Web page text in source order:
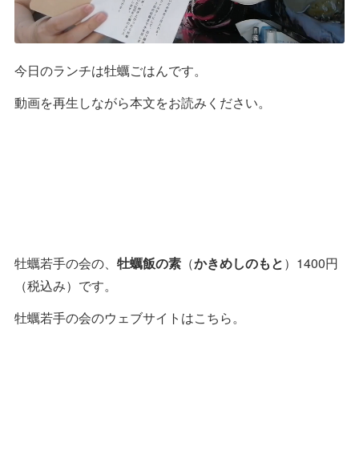
今日のランチは牡蠣ごはんです。
動画を再生しながら本文をお読みください。
牡蠣若手の会の、 牡蠣飯の素 （かきめしのもと）1400円
（税込み）です。
牡蠣若手の会のウェブサイトはこちら。